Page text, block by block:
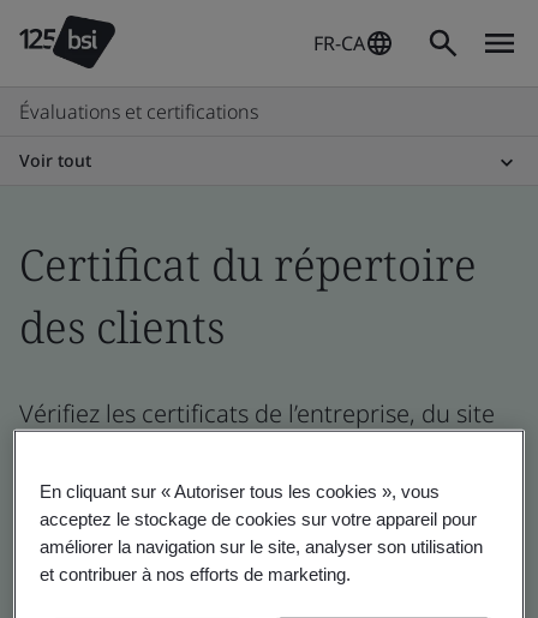
FR-CA
Évaluations et certifications
Voir tout
Certificat du répertoire
des clients
Vérifiez les certificats de l’entreprise, du site
En cliquant sur « Autoriser tous les cookies », vous
acceptez le stockage de cookies sur votre appareil pour
améliorer la navigation sur le site, analyser son utilisation
et contribuer à nos efforts de marketing.